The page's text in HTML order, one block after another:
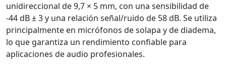
unidireccional de 9,7 × 5 mm, con una sensibilidad de
-44 dB ± 3 y una relación señal/ruido de 58 dB. Se utiliza
principalmente en micrófonos de solapa y de diadema,
lo que garantiza un rendimiento confiable para
aplicaciones de audio profesionales.